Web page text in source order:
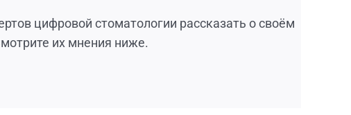
цифровой стоматологии рассказать о своём
их мнения ниже.